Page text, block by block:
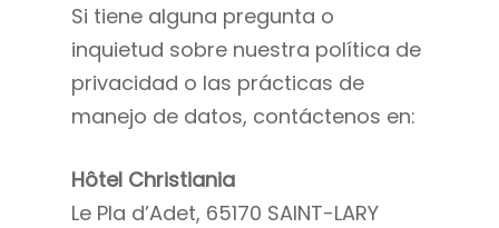
Si tiene alguna pregunta o
inquietud sobre nuestra política de
privacidad o las prácticas de
manejo de datos, contáctenos en:
Hôtel Christiania
Le Pla d’Adet, 65170 SAINT-LARY